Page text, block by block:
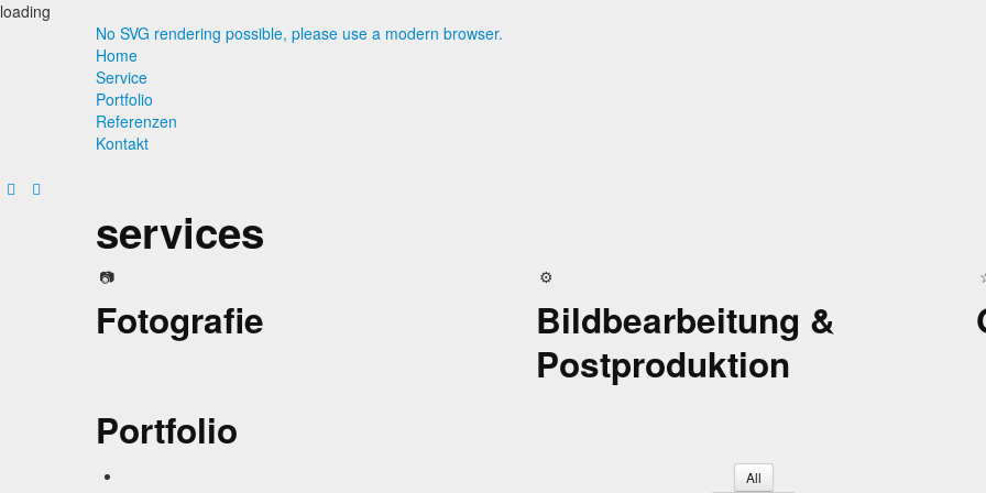
loading
No SVG rendering possible, please use a modern browser.
Home
Service
Portfolio
Referenzen
Kontakt
services
Fotografie
Bildbearbeitung &
Postproduktion
Portfolio
All